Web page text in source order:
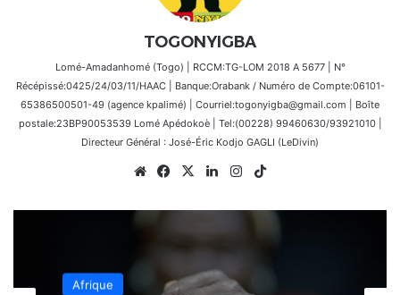
TOGONYIGBA
Lomé-Amadanhomé (Togo) | RCCM:TG-LOM 2018 A 5677 | N°
Récépissé:0425/24/03/11/HAAC | Banque:Orabank / Numéro de Compte:06101-
65386500501-49 (agence kpalimé) | Courriel:togonyigba@gmail.com | Boîte
postale:23BP90053539 Lomé Apédokoè | Tel:(00228) 99460630/93921010 |
Directeur Général : José-Éric Kodjo GAGLI (LeDivin)
WebsiteFacebook
X LinkedinInstagram
Afrique